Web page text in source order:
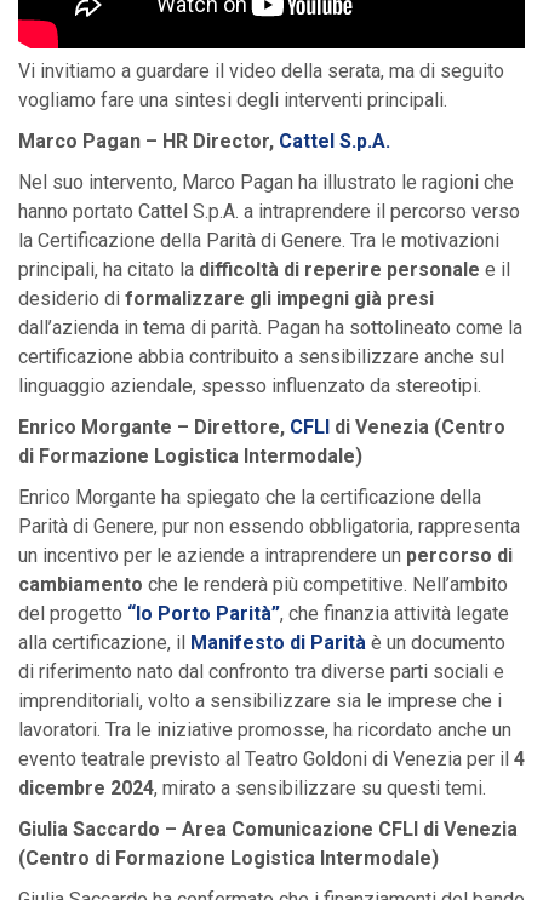
Vi invitiamo a guardare il video della serata, ma di seguito
vogliamo fare una sintesi degli interventi principali.
Marco Pagan – HR Director, Cattel S.p.A.
Nel suo intervento, Marco Pagan ha illustrato le ragioni che
hanno portato Cattel S.p.A. a intraprendere il percorso verso
la Certificazione della Parità di Genere. Tra le motivazioni
principali, ha citato la difficoltà di reperire personale e il
desiderio di formalizzare gli impegni già presi
dall’azienda in tema di parità. Pagan ha sottolineato come la
certificazione abbia contribuito a sensibilizzare anche sul
linguaggio aziendale, spesso influenzato da stereotipi.
Enrico Morgante – Direttore, CFLI di Venezia (Centro
di Formazione Logistica Intermodale)
Enrico Morgante ha spiegato che la certificazione della
Parità di Genere, pur non essendo obbligatoria, rappresenta
un incentivo per le aziende a intraprendere un percorso di
cambiamento che le renderà più competitive. Nell’ambito
del progetto “Io Porto Parità”, che finanzia attività legate
alla certificazione, il Manifesto di Parità è un documento
di riferimento nato dal confronto tra diverse parti sociali e
imprenditoriali, volto a sensibilizzare sia le imprese che i
lavoratori. Tra le iniziative promosse, ha ricordato anche un
evento teatrale previsto al Teatro Goldoni di Venezia per il 4
dicembre 2024, mirato a sensibilizzare su questi temi.
Giulia Saccardo – Area Comunicazione CFLI di Venezia
(Centro di Formazione Logistica Intermodale)